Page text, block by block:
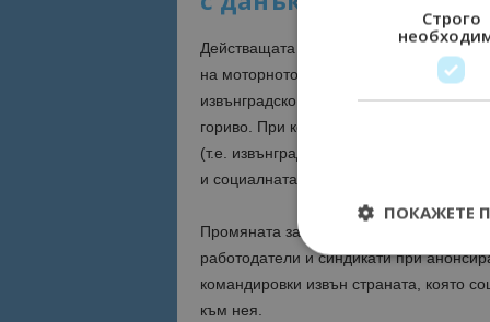
Действащата към момента разпоредба
на моторното превозно средство за
извънградско движение, което води до
гориво. При командироване е
(т.е. извънградско), така и в рамките
и социалната политика.
Промяната за увеличение на парите за
работодатели и синдикати при
командировки извън страната, която
към нея.
Строго
ПОКАЖЕТЕ